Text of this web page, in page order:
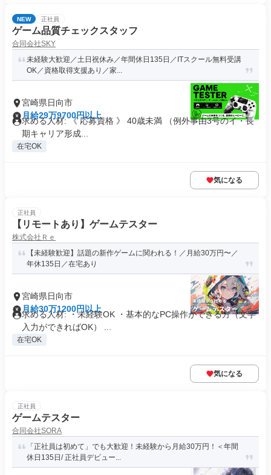
NEW 正社員
ゲーム品質チェックスタッフ
合同会社SKY
未経験大歓迎／土日祝休み／年間休日135日／ITスクール無料受講
OK／資格取得支援あり／家...
宮崎県日向市
月給29万9700円以上
求める人材: 《 応募資格 》 40歳未満 （例外事由3号のイ・長
期キャリア形成...
在宅OK
気になる
正社員
【リモートあり】ゲームテスター
株式会社Ｒｅ
【未経験歓迎】話題の新作ゲームに関われる！／月給30万円〜／
年休135日／在宅あり
宮崎県日向市
月給30万1200円以上
求める人材: ・未経験OK ・基本的なPC操作ができる方（文字
入力ができればOK） ...
在宅OK
気になる
正社員
ゲームテスター
合同会社SORA
「正社員は初めて」でも大歓迎！未経験から月給30万円！＜年間
休日135日/ 正社員デビュー...